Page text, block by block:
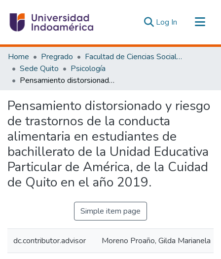
Log In (current)
Communities & Collections
All of DSpace
Statistics
Home Pregrado
Facultad de Ciencias Sociales y Humanas
Sede Quito
Psicología
Pensamiento distorsionado y riesgo de trastornos de la conducta alimentaria en estudiantes de bachillerato de la Unidad Educativa Particular de América, de la Cuidad de Quito en el año 2019.
Pensamiento distorsionado y riesgo
de trastornos de la conducta
alimentaria en estudiantes de
bachillerato de la Unidad Educativa
Particular de América, de la Cuidad
de Quito en el año 2019.
Simple item page
dc.contributor.advisor Moreno Proaño, Gilda Marianela